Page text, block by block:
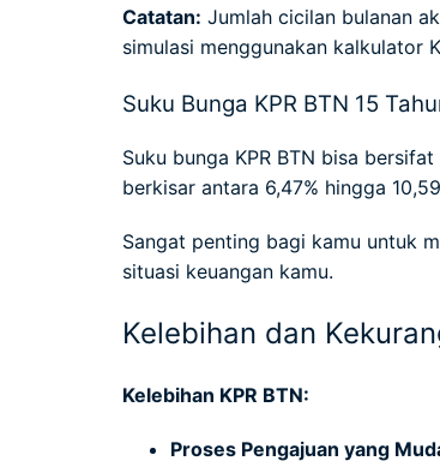
Catatan: Jumlah cicilan bulanan
simulasi menggunakan kalkulator
Suku Bunga KPR BTN 15
Suku bunga KPR BTN bisa
berkisar antara 6,47% hingga
Sangat penting bagi kamu untuk
situasi keuangan kamu.
Kelebihan dan
Kelebihan KPR BTN:
Proses Pengajuan yang